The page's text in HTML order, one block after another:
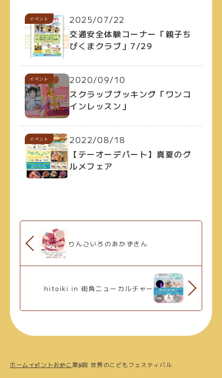
イベント
2025/07/22
交通安全体験コーナー「親子ち
びくまクラブ」7/29
イベント
2020/09/10
スクラップブッキング「ワンコ
インレッスン」
イベント
2022/08/18
【テーオーデパート】真夏のグ
ルメフェア
りんごいろのあかずきん
hitoiki in 街角ニューカルチャー
ホームイベントおやこ第8回 世界のこどもフェスティバル